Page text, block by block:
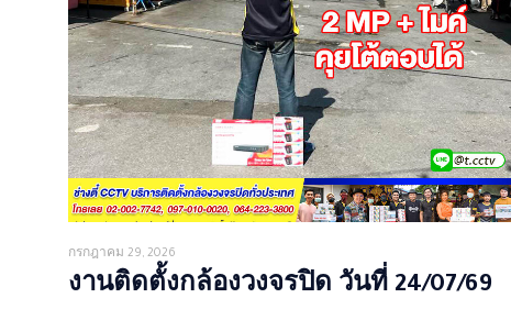
กรกฎาคม 29, 2026
งานติดตั้งกล้องวงจรปิด วันที่ 24/07/69